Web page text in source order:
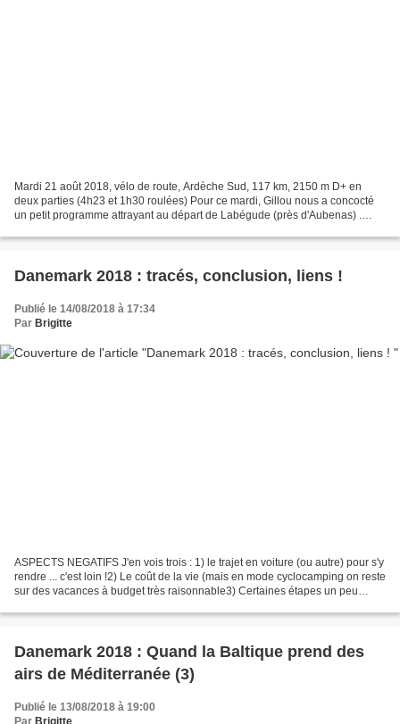
Mardi 21 août 2018, vélo de route, Ardèche Sud, 117 km, 2150 m D+ en
deux parties (4h23 et 1h30 roulées) Pour ce mardi, Gillou nous a concocté
un petit programme attrayant au départ de Labégude (près d'Aubenas) .
Danemark 2018 : tracés, conclusion, liens !
Publié le 14/08/2018 à 17:34
Par Brigitte
ASPECTS NEGATIFS J'en vois trois : 1) le trajet en voiture (ou autre) pour s'y
rendre ... c'est loin !2) Le coût de la vie (mais en mode cyclocamping on reste
sur des vacances à budget très raisonnable3) Certaines étapes un peu
Danemark 2018 : Quand la Baltique prend des
airs de Méditerranée (3)
Publié le 13/08/2018 à 19:00
Par Brigitte